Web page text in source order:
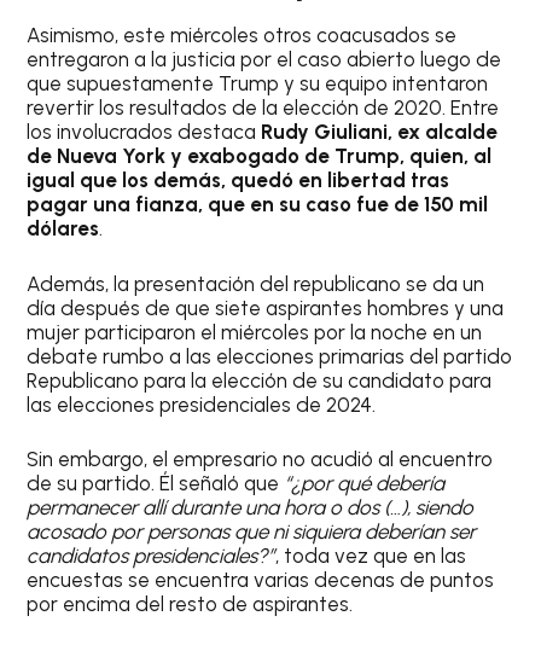
Asimismo, este miércoles otros coacusados se
entregaron a la justicia por el caso abierto luego de
que supuestamente Trump y su equipo intentaron
revertir los resultados de la elección de 2020. Entre
los involucrados destaca Rudy Giuliani, ex alcalde
de Nueva York y exabogado de Trump, quien, al
igual que los demás, quedó en libertad tras
pagar una fianza, que en su caso fue de 150 mil
dólares.
Además, la presentación del republicano se da un
día después de que siete aspirantes hombres y una
mujer participaron el miércoles por la noche en un
debate rumbo a las elecciones primarias del partido
Republicano para la elección de su candidato para
las elecciones presidenciales de 2024.
Sin embargo, el empresario no acudió al encuentro
de su partido. Él señaló que “¿por qué debería
permanecer allí durante una hora o dos (…), siendo
acosado por personas que ni siquiera deberían ser
candidatos presidenciales?”, toda vez que en las
encuestas se encuentra varias decenas de puntos
por encima del resto de aspirantes.